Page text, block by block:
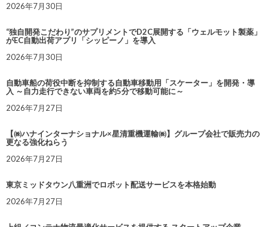
2026年7月30日
“独自開発こだわり”のサプリメントでD2C展開する「ウェルモット製薬」
がEC自動出荷アプリ「シッピーノ」を導入
2026年7月30日
自動車船の荷役中断を抑制する自動車移動用「スケーター」を開発・導
入 ～自力走行できない車両を約5分で移動可能に～
2026年7月27日
【㈱ハナインターナショナル×星清重機運輸㈱】グループ会社で販売力の
更なる強化ねらう
2026年7月27日
東京ミッドタウン八重洲でロボット配送サービスを本格始動
2026年7月27日